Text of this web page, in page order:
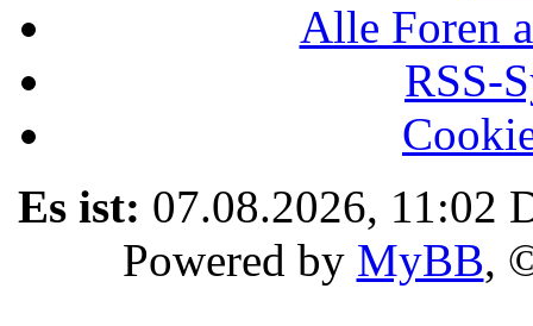
Alle Foren
RSS-
Es ist: 07.08.2026, 11:02
Powered by MyBB,